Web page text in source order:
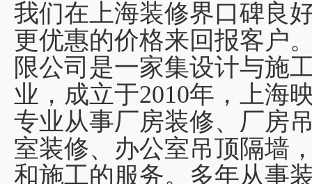
我们在上海装修界口碑良
更优惠的价格来回报客户
限公司是一家集设计与施
业，成立于2010年，上海
专业从事厂房装修、厂房
室装修、办公室吊顶隔墙
和施工的服务。多年从事